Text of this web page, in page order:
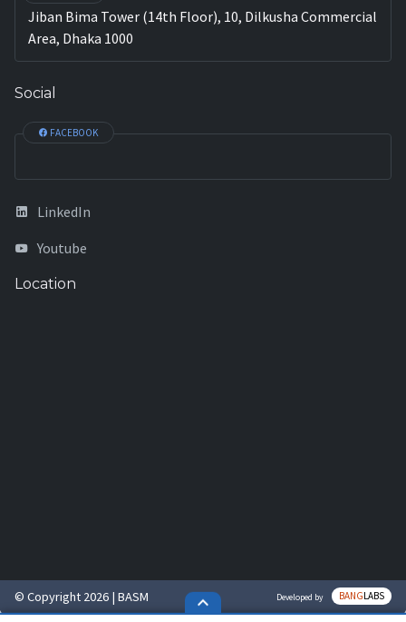
Jiban Bima Tower (14th Floor), 10, Dilkusha Commercial
Area, Dhaka 1000
Social
FACEBOOK
LinkedIn
Youtube
Location
© Copyright 2026 | BASM Developed by BANGLABS